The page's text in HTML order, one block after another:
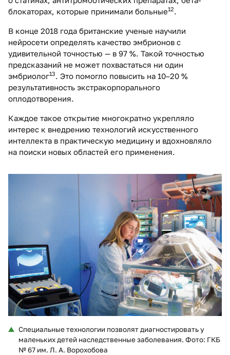
блокаторах, которые принимали больные12
В конце 2018 года британские ученые научили
нейросети определять качество эмбрионов с
удивительной точностью — в 97 %. Такой точностью
предсказаний не может похвастаться ни один
эмбриолог13
. Это помогло повысить на 10–20 %
результативность экстракорпорального
оплодотворения.
Каждое такое открытие многократно укрепляло
интерес к внедрению технологий искусственного
интеллекта в практическую медицину и вдохновляло
на поиски новых областей его применения.
Специальные технологии позволят диагностировать у
маленьких детей наследственные заболевания. Фото: ГКБ
№ 67 им. Л. А. Ворохобова